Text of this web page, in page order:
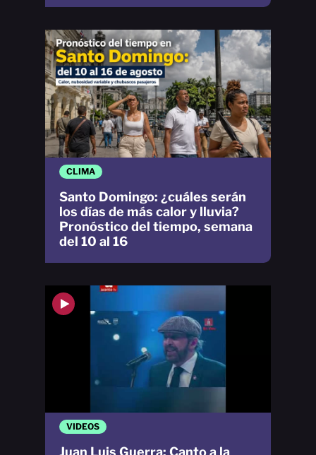
VIDEOS
Juan Luis Guerra: Canto a la
CLIMA
Santo Domingo: ¿cuáles serán
los días de más calor y lluvia?
Pronóstico del tiempo, semana
del 10 al 16